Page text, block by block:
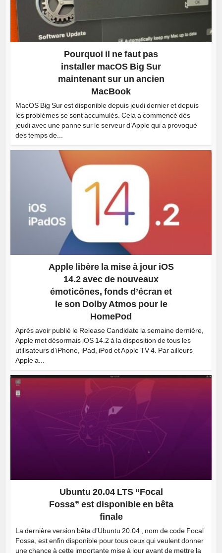
Pourquoi il ne faut pas
installer macOS Big Sur
maintenant sur un ancien
MacBook
MacOS Big Sur est disponible depuis jeudi dernier et depuis
les problèmes se sont accumulés. Cela a commencé dès
jeudi avec une panne sur le serveur d’Apple qui a provoqué
des temps de...
Apple libère la mise à jour iOS
14.2 avec de nouveaux
émoticônes, fonds d’écran et
le son Dolby Atmos pour le
HomePod
Après avoir publié le Release Candidate la semaine dernière,
Apple met désormais iOS 14.2 à la disposition de tous les
utilisateurs d’iPhone, iPad, iPod et Apple TV 4. Par ailleurs
Apple a...
Ubuntu 20.04 LTS “Focal
Fossa” est disponible en bêta
finale
La dernière version bêta d’Ubuntu 20.04 , nom de code Focal
Fossa, est enfin disponible pour tous ceux qui veulent donner
une chance à cette importante mise à jour avant de mettre la